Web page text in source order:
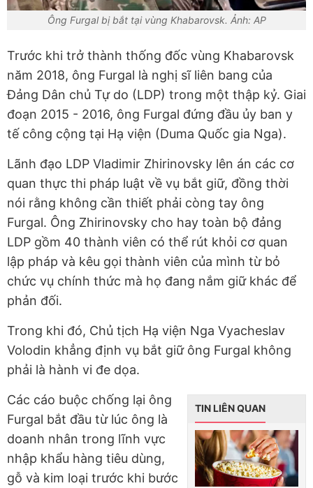
Ông Furgal bị bắt tại vùng Khabarovsk. Ảnh: AP
Trước khi trở thành thống đốc vùng Khabarovsk
năm 2018, ông Furgal là nghị sĩ liên bang của
Đảng Dân chủ Tự do (LDP) trong một thập kỷ. Giai
đoạn 2015 - 2016, ông Furgal đứng đầu ủy ban y
tế công cộng tại Hạ viện (Duma Quốc gia Nga).
Lãnh đạo LDP Vladimir Zhirinovsky lên án các cơ
quan thực thi pháp luật về vụ bắt giữ, đồng thời
nói rằng không cần thiết phải còng tay ông
Furgal. Ông Zhirinovsky cho hay toàn bộ đảng
LDP gồm 40 thành viên có thể rút khỏi cơ quan
lập pháp và kêu gọi thành viên của mình từ bỏ
chức vụ chính thức mà họ đang nắm giữ khác để
phản đối.
Trong khi đó, Chủ tịch Hạ viện Nga Vyacheslav
Volodin khẳng định vụ bắt giữ ông Furgal không
phải là hành vi đe dọa.
TIN LIÊN QUAN
Các cáo buộc chống lại ông
Furgal bắt đầu từ lúc ông là
doanh nhân trong lĩnh vực
nhập khẩu hàng tiêu dùng,
gỗ và kim loại trước khi bước